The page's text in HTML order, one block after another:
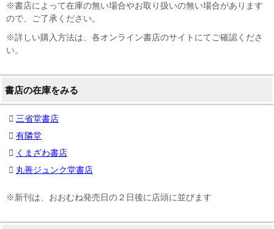
※書店によって在庫の無い場合やお取り扱いの無い場合があります
ので、ご了承ください。
※詳しい購入方法は、各オンライン書店のサイトにてご確認くださ
い。
書店の在庫をみる
三省堂書店
有隣堂
くまざわ書店
丸善ジュンク堂書店
※新刊は、おおむね発売日の２日後に店頭に並びます